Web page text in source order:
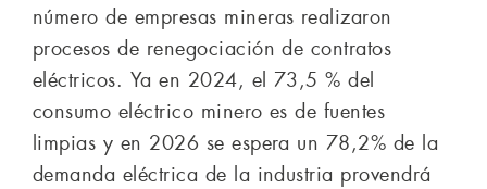
número de empresas mineras realizaron
procesos de renegociación de contratos
eléctricos. Ya en 2024, el 73,5 % del
consumo eléctrico minero es de fuentes
limpias y en 2026 se espera un 78,2% de la
demanda eléctrica de la industria provendrá